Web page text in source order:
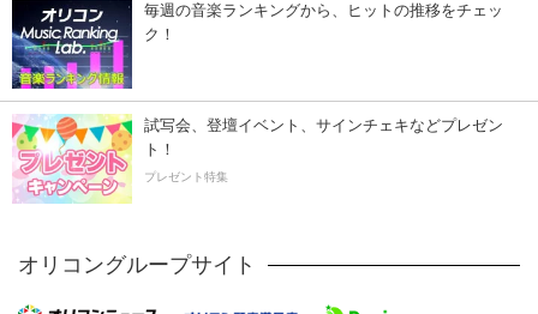
毎週の音楽ランキングから、ヒットの推移をチェッ
ク！
試写会、登壇イベント、サインチェキなどプレゼン
ト！
プレゼント特集
オリコングループサイト